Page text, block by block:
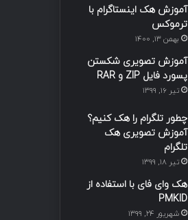
ب
ا
گ
ر
م
م
آموزش هک اینستاگرام با
ترموکس
بهمن ۱۳, ۱۴۰۰
آموزش تصویری شکستن
پسورد فایل ZIP و RAR
تیر ۱۶, ۱۳۹۹
چطور تلگرام را هک کنیم؟
آموزش تصویری هک
تلگرام
تیر ۱۸, ۱۳۹۹
هک وای فای با استفاده از
PMKID
شهریور ۲۴, ۱۳۹۹